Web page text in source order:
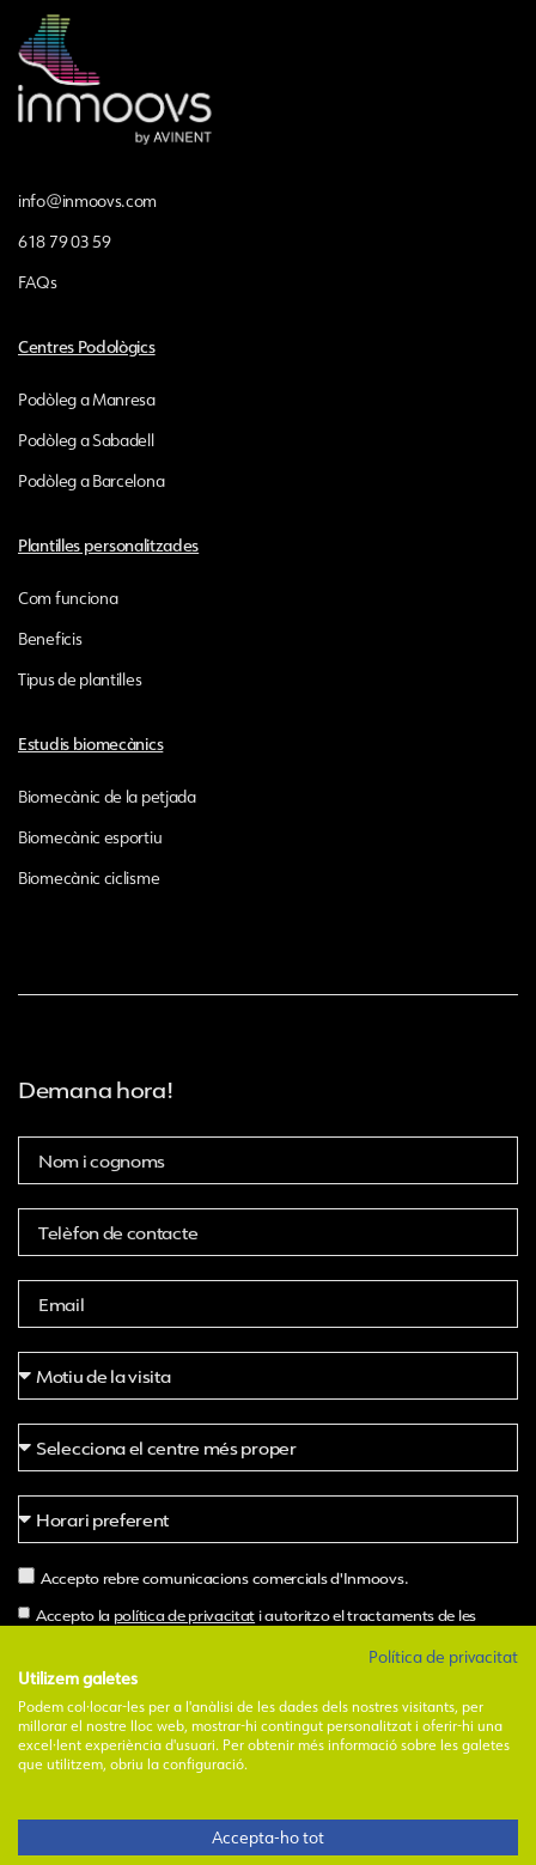
info@inmoovs.com
618 79 03 59
FAQs
Centres Podològics
Podòleg a Manresa
Podòleg a Sabadell
Podòleg a Barcelona
Plantilles personalitzades
Com funciona
Beneficis
Tipus de plantilles
Estudis biomecànics
Biomecànic de la petjada
Biomecànic esportiu
Biomecànic ciclisme
Demana hora!
Accepto rebre comunicacions comercials d'Inmoovs.
Accepto la política de privacitat i autoritzo el tractaments de les
Demanar hora
Alternative:
Avís legalIPolítica de privadesa
cookiesICanal i codi ètic
Política de privacitat
Utilizem galetes
Podem col·locar-les per a l'anàlisi de les dades dels nostres visitants, per
millorar el nostre lloc web, mostrar-hi contingut personalitzat i oferir-hi una
excel·lent experiència d'usuari. Per obtenir més informació sobre les galetes
que utilitzem, obriu la configuració.
Accepta-ho tot